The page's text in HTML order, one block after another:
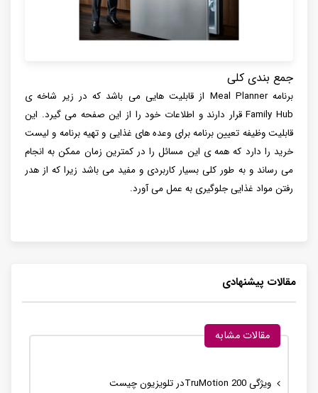
جمع بندی کلی
برنامه Meal Planner از قابلیت هایی می باشد که در زیر شاخه ی
Family Hub قرار دارند و اطلاعات خود را از این صفحه می گیرد. این
قابلیت وظیفه تعیین برنامه برای وعده های غذایی و تهیه برنامه و لیست
خرید را دارد که همه ی این مسائل را در کمترین زمان ممکن به انجام
می رساند و به طور کلی بسیار کاربردی و مفید می باشد زیرا که از هدر
رفتن مواد غذایی جلوگیری به عمل می آورد.
مقالات پیشنهادی
مقالات مشابه
ویژگی TruMotion 200در تلویزیون چیست